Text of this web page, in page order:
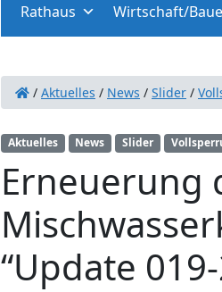
Rathaus Wirtschaft/
/ Aktuelles / News / Slider /
Aktuelles News Slider
Erneuerung
“Update